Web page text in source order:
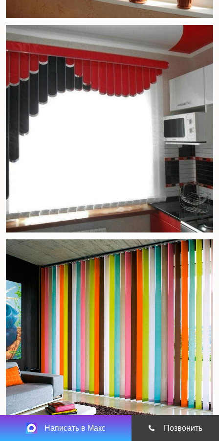
Написать в Макс Позвонить